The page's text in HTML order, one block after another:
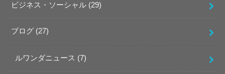
ビジネス・ソーシャル (29)
ブログ (27)
ルワンダニュース (7)